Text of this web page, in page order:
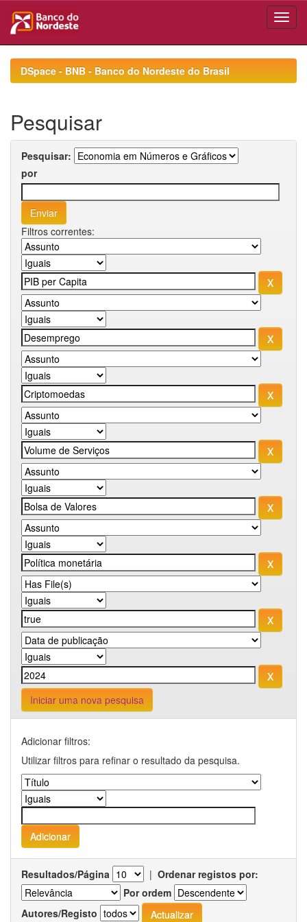
navigationDSpace - BNB - Banco do Nordeste do Brasil
Pesquisar
Pesquisar:
por
Filtros correntes:
Iniciar uma nova pesquisa
Adicionar filtros:
Utilizar filtros para refinar o resultado da pesquisa.
Resultados/Página | Ordenar registos por:
Por ordem
Autores/Registo